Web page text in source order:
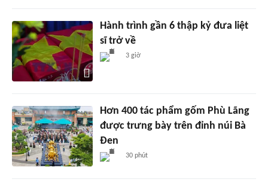
Hành trình gần 6 thập kỷ đưa liệt
sĩ trở về
3 giờ
Hơn 400 tác phẩm gốm Phù Lãng
được trưng bày trên đỉnh núi Bà
Đen
30 phút